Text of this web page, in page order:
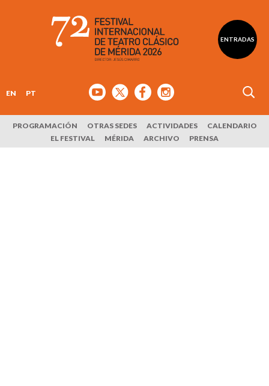
ENTRADAS
EN PT
PROGRAMACIÓN OTRAS SEDES ACTIVIDADES
CALENDARIO
EL FESTIVAL
MÉRIDA ARCHIVO PRENSA